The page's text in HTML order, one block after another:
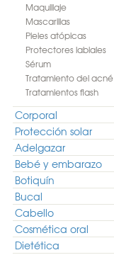
Maquillaje
Mascarillas
Pieles atópicas
Protectores labiales
Sérum
Tratamiento del acné
Tratamientos flash
Corporal
Protección solar
Adelgazar
Bebé y embarazo
Botiquín
Bucal
Cabello
Cosmética oral
Dietética